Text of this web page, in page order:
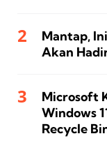
Mantap,
Akan
Microsoft
Windows
Recycle